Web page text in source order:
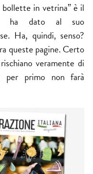
bollette in vetrina” è il
ha dato al suo
Ha, quindi, senso?
queste pagine. Certo
veramente di
per primo non farà